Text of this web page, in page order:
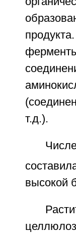
т.д.).
высокой